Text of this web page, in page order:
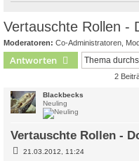
Vertauschte Rollen -
Moderatoren: Co-Administratoren
Antworten
2
Blackbecks
Neuling
Vertauschte Rollen -
B21.03.2012, 11:24